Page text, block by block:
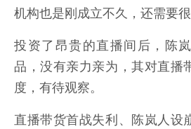
机构也是刚成立不久，还需要很
投资了昂贵的直播间后，陈
品，没有亲力亲为，其对直播
度，有待观察。
直播带货首战失利、陈岚人设